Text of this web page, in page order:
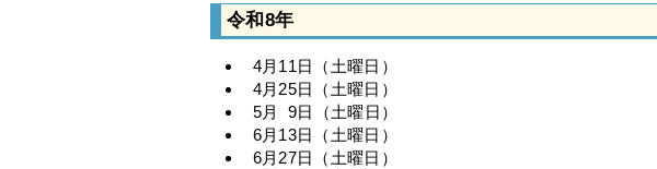
令和8年
4月11日（土曜日）
4月25日（土曜日）
5月 9日（土曜日）
6月13日（土曜日）
6月27日（土曜日）